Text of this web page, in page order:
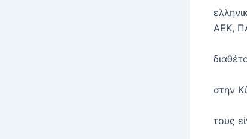
ΑΕΚ,
στην
τους